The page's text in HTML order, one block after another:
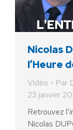
Nicolas
l’Heure
Vidéo Par
23 janvier
Retrouvez
Nicolas